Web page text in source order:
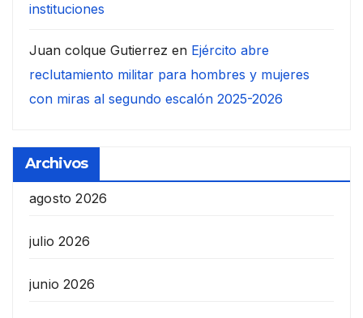
instituciones
Juan colque Gutierrez en Ejército abre
reclutamiento militar para hombres y mujeres
con miras al segundo escalón 2025-2026
Archivos
agosto 2026
julio 2026
junio 2026